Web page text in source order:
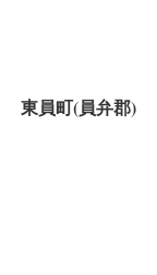
東員町(員弁郡)